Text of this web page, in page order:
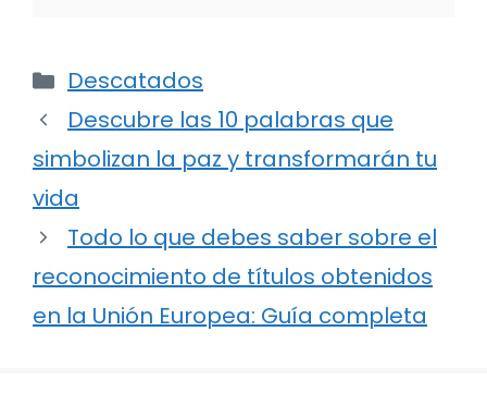
Categorías
Descatados
Descubre las 10 palabras que
simbolizan la paz y transformarán tu
vida
Todo lo que debes saber sobre el
reconocimiento de títulos obtenidos
en la Unión Europea: Guía completa